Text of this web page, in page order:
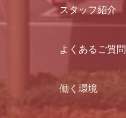
スタッフ紹介
よくあるご質問
働く環境